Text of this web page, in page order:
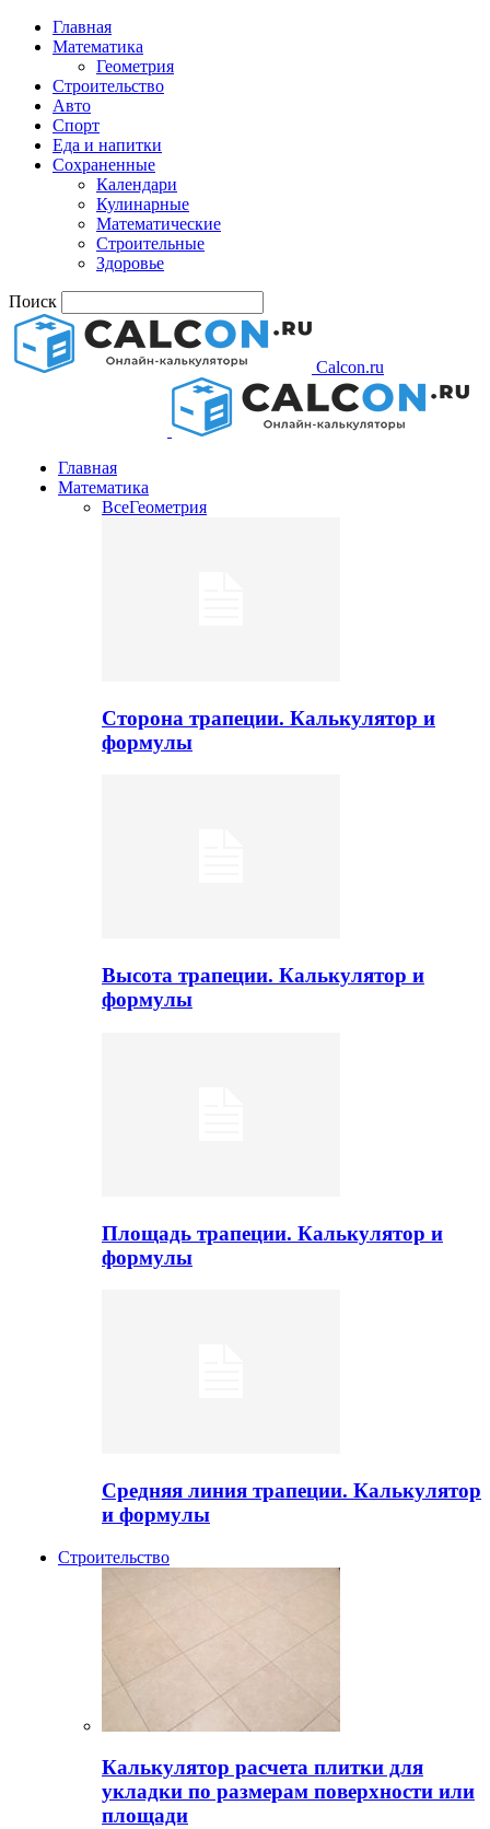
Главная
Математика
Геометрия
Строительство
Авто
Спорт
Еда и напитки
Сохраненные
Календари
Кулинарные
Математические
Строительные
Здоровье
Поиск
Calcon.ru
Главная
Математика
ВсеГеометрия
Сторона трапеции. Калькулятор и
формулы
Высота трапеции. Калькулятор и
формулы
Площадь трапеции. Калькулятор и
формулы
Средняя линия трапеции. Калькулятор
и формулы
Строительство
Калькулятор расчета плитки для
укладки по размерам поверхности или
площади